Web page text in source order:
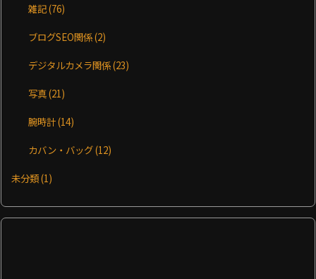
雑記(76)
ブログSEO関係(2)
デジタルカメラ関係(23)
写真(21)
腕時計(14)
カバン・バッグ(12)
未分類(1)